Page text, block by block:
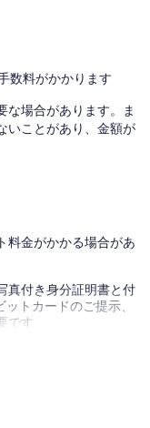
数料がかかります
な場合があります。ま
いことがあり、金額が
料金がかかる場合があ
真付き身分証明書と付
トカードのご提示、
です